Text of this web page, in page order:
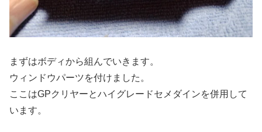
まずはボディから組んでいきます。
ウィンドウパーツを付けました。
ここはGPクリヤーとハイグレードセメダインを併用して
います。